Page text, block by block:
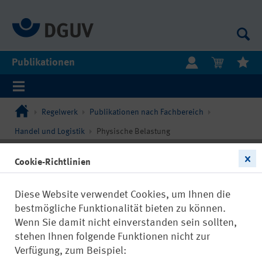
Publikationen
Regelwerk Publikationen nach Fachbereich
Handel und Logistik Physische Belastung
Cookie-Richtlinien
Diese Website verwendet Cookies, um Ihnen die
bestmögliche Funktionalität bieten zu können.
Wenn Sie damit nicht einverstanden sein sollten,
stehen Ihnen folgende Funktionen nicht zur
Verfügung, zum Beispiel: